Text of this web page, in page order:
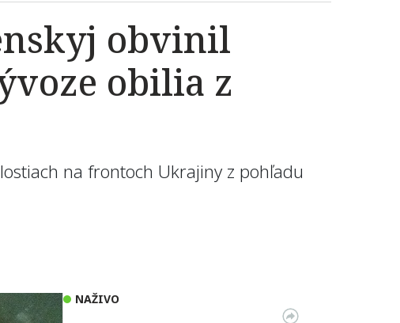
obvinil
obilia z
na frontoch Ukrajiny z pohľadu
NAŽIVO